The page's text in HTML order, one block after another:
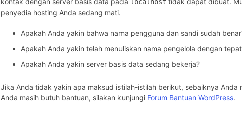
penyedia hosting Anda sedang mati.
Apakah Anda yakin bahwa nama pengguna dan sandi sudah
Apakah Anda yakin telah menuliskan nama pengelola dengan
Apakah Anda yakin server basis data sedang bekerja?
Jika Anda tidak yakin apa maksud istilah-istilah berikut, sebaiknya Anda
Anda masih butuh bantuan, silakan kunjungi Forum Bantuan WordPress.